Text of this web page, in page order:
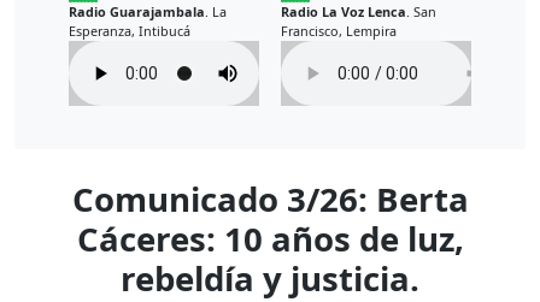
Radio Guarajambala. La
Esperanza, Intibucá
Radio La Voz Lenca. San
Francisco, Lempira
Comunicado 3/26: Berta
Cáceres: 10 años de luz,
rebeldía y justicia.